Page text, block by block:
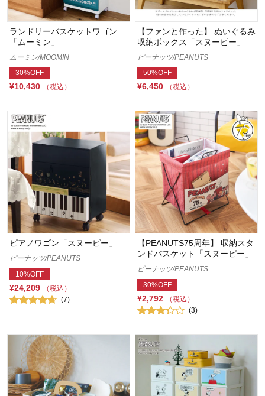
ランドリーバスケットワゴン
「ムーミン」
ムーミン/MOOMIN
30%OFF
¥10,430 （税込）
【ファンと作った】 ぬいぐるみ
収納ボックス「スヌーピー」
ピーナッツ/PEANUTS
50%OFF
¥6,450 （税込）
ピアノワゴン「スヌーピー」
ピーナッツ/PEANUTS
10%OFF
¥24,209
（税込）
(7)
【PEANUTS75周年】 収納スタ
ンドバスケット「スヌーピー」
ピーナッツ/PEANUTS
30%OFF
¥2,792
（税込）
(3)